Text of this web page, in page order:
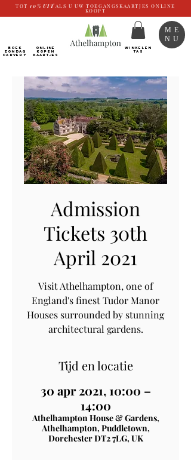
TOT 10% UIT ALS U UW TOEGANGSKAARTJES ONLINE
KOOPT
BOEK
ZONDAG
CARVERY
ONLINE
kopen
Kaartjes
WINKELEN
TAS
ME
NU
Admission
Tickets 30th
April 2021
Visit Athelhampton, one of
England's finest Tudor Manor
Houses surrounded by stunning
architectural gardens.
Tijd en locatie
30 apr 2021, 10:00 –
14:00
Athelhampton House & Gardens,
Athelhampton, Puddletown,
Dorchester DT2 7LG, UK